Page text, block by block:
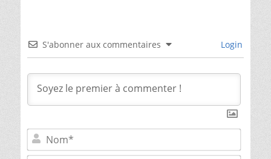
S'abonner aux commentaires Login
Nom*